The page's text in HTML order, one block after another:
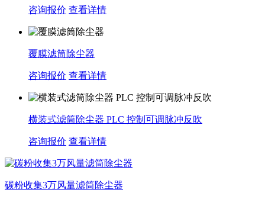
咨询报价 查看详情
覆膜滤筒除尘器
咨询报价 查看详情
横装式滤筒除尘器 PLC 控制可调脉冲反吹
咨询报价 查看详情
碳粉收集3万风量滤筒除尘器